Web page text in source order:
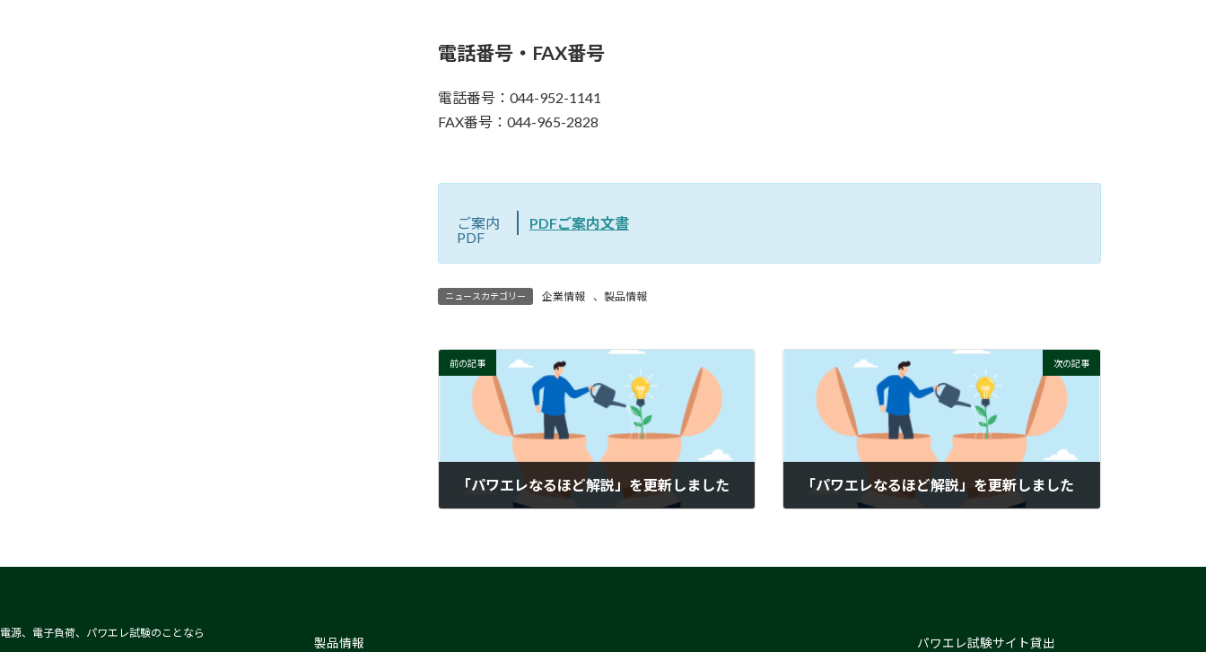
電話番号・FAX番号
電話番号：044-952-1141
FAX番号：044-965-2828
ご案内
PDF
PDFご案内文書
ニュースカテゴリー 企業情報 、製品情報
前の記事
「パワエレなるほど解説」を更新しました
次の記事
「パワエレなるほど解説」を更新しました
電源、電子負荷、パワエレ試験のことなら
製品情報 パワエレ試験サイト貸出